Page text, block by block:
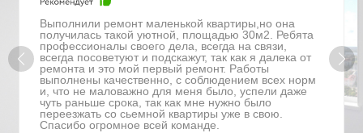
Выполнили ремонт маленькой квартиры,но она
получилась такой уютной, площадью 30м2. Ребята
профессионалы своего дела, всегда на связи,
всегда посоветуют и подскажут, так как я далека от
ремонта и это мой первый ремонт. Работы
выполнены качественно, с соблюдением всех норм
и, что не маловажно для меня было, успели даже
чуть раньше срока, так как мне нужно было
переезжать со сьемной квартиры уже в свою.
Спасибо огромное всей команде.